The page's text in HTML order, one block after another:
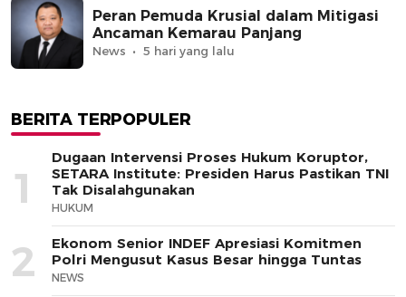
Peran Pemuda Krusial dalam Mitigasi
Ancaman Kemarau Panjang
News 5 hari yang lalu
BERITA TERPOPULER
1
Dugaan Intervensi Proses Hukum Koruptor,
SETARA Institute: Presiden Harus Pastikan TNI
Tak Disalahgunakan
HUKUM
2
Ekonom Senior INDEF Apresiasi Komitmen
Polri Mengusut Kasus Besar hingga Tuntas
NEWS